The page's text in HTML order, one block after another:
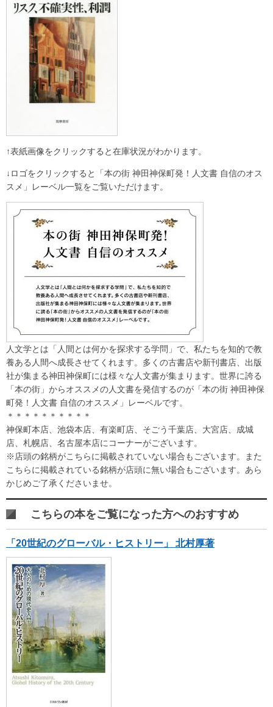
↑表紙画像をクリックすると在庫状況がわかります。
↓ロゴをクリックすると「本の街 神田神保町発！人文書 自信のオス
スメ」レーベル一覧をご覧いただけます。
人文学とは「人間とは何かを探求する学問」で、私たちを知的で教
養ある人間へ成長させてくれます。多くの古書店や新刊書店、出版
社が集まる神田神保町には様々な人文書が集まります。世界に誇る
「本の街」からオススメの人文書を発信するのが「本の街 神田神保
町発！人文書 自信のオススメ」レーベルです。
＊＊＊＊＊＊＊＊＊＊
神保町本店、池袋本店、有楽町店、そごう千葉店、大宮店、成城
店、札幌店、名古屋本店にコーナーがございます。
※店頭の銘柄がこちらに掲載されていない場合もございます。また
こちらに掲載されている銘柄が店頭に無い場合もございます。あら
かじめご了承くださいませ。
こちらの本をご覧になった方へのおすすめ
「20世紀のグローバル・ヒストリー」 北村厚著